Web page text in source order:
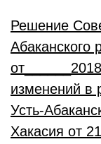
Решение
Абаканского
изменений в
Усть-
Хакасия от